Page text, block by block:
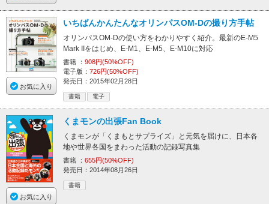
お気に入り
いちばんかんたんなオリンパスOM-Dの撮り方手帖
オリンパスOM-Dの使い方をわかりやすく紹介。最新のE-M5
Mark IIをはじめ、E-M1、E-M5、E-M10に対応
書籍 ： 908円(50%OFF)
電子版： 726円(50%OFF)
発売日：2015年02月28日
書籍 電子
お気に入り
くまモンの出張Fan Book
くまモンが「くまもとサプライズ」と元気を届けに、日本各
地や世界各国をまわった活動の記録写真集
書籍 ： 655円(50%OFF)
発売日：2014年08月26日
書籍